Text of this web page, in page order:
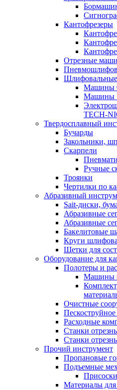
Кантофрезеры
Отрезные
Машины
Машины
TECH-
Твердосплавный
Бучарды
Закольники,
Скарпели
Ручные
Троянки
Чертилки по
Абразивный
Sait-диски,
Абразивные
Абразивные
Бакелитовые
Круги
Щетки для
Оборудование для
Полотеры и
Машины
Очистные
Расходные
Станки
Станки
Прочий инструмент
Пропановые
Подъeмные
Материалы